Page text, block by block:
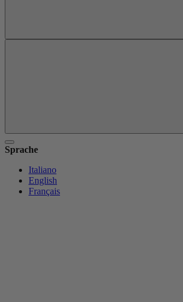
Sprache
Italiano
English
Français